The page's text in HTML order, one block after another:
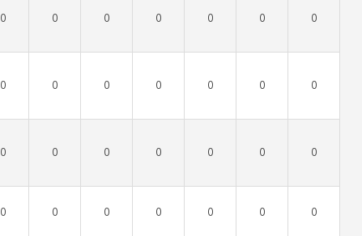
0 0 0 0 0 0 0
0 0 0 0 0 0 0
0 0 0 0 0 0 0
0 0 0 0 0 0 0